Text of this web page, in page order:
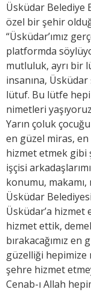
Üsküdar Belediye
özel bir şehir
“Üsküdar’ımız
platformda
mutluluk, ayrı bir
insanına,
lütuf. Bu lütfe
nimetleri
Yarın çoluk
en güzel miras,
hizmet etmek gibi
işçisi
konumu,
Üsküdar
Üsküdar’a hizmet
hizmet ettik,
bırakacağımız en
güzelliği hepimize
şehre hizmet
Cenab-ı Allah